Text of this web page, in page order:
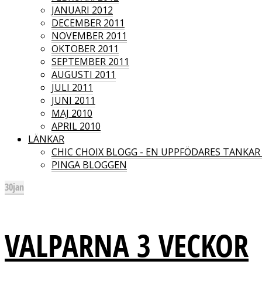
JANUARI 2012
DECEMBER 2011
NOVEMBER 2011
OKTOBER 2011
SEPTEMBER 2011
AUGUSTI 2011
JULI 2011
JUNI 2011
MAJ 2010
APRIL 2010
LÄNKAR
CHIC CHOIX BLOGG - EN UPPFÖDARES
PINGA BLOGGEN
30jan
VALPARNA 3 VECKOR